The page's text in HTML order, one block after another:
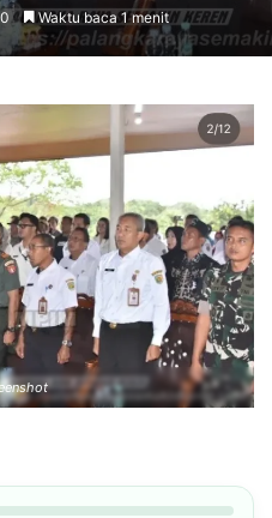
Waktu baca 1 menit